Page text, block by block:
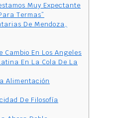
Muy Expectante
Termas”
De Mendoza,
Cambio En Los Angeles
En La Cola De La
Alimentación
De Filosofía